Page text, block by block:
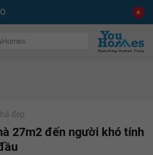
đẹp
27m2 đến người khó tính